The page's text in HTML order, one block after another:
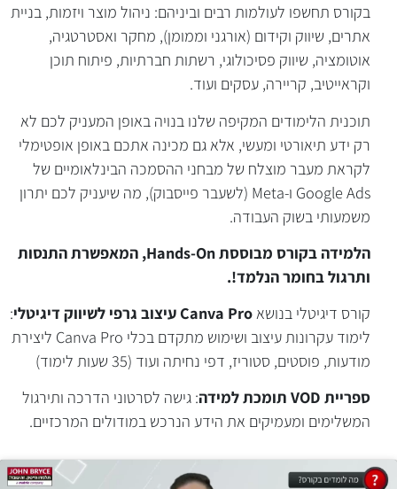
בקורס תחשפו לעולמות רבים וביניהם: ניהול מוצר ויזמות, בניית
אתרים, שיווק וקידום (אורגני וממומן), מחקר ואסטרטגיה,
אוטומציה, שיווק פסיכולוגי, רשתות חברתיות, פיתוח תוכן
וקראייטיב, קריירה, עסקים ועוד.
תוכנית הלימודים המקיפה שלנו בנויה באופן המעניק לכם לא
רק ידע תיאורטי ומעשי, אלא גם מכינה אתכם באופן אופטימלי
לקראת מעבר מוצלח של מבחני ההסמכה הבינלאומיים של
Google Ads ו-Meta (לשעבר פייסבוק), מה שיעניק לכם יתרון
משמעותי בשוק העבודה.
הלמידה בקורס מבוססתHands-On
, המאפשרת התנסות
ותרגול בחומר הנלמד!.
קורס דיגיטלי בנושאCanva Pro עיצוב גרפי לשיווק דיגיטלי:
לימוד עקרונות עיצוב ושימוש מתקדם בכלי Canva Pro ליצירת
מודעות, פוסטים, סטוריז, דפי נחיתה ועוד (35 שעות לימוד)
ספריית VOD תומכת למידה: גישה לסרטוני הדרכה ותירגול
המשלימים ומעמיקים את הידע הנרכש במודולים המרכזיים.